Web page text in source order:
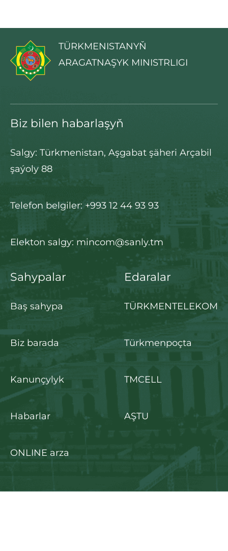
TÜRKMENISTANYŇ
ARAGATNAŞYK MINISTRLIGI
Biz bilen habarlaşyň
Salgy: Türkmenistan, Aşgabat şäheri Arçabil
şaýoly 88
Telefon belgiler: +993 12 44 93 93
Elekton salgy: mincom@sanly.tm
Sahypalar
Baş sahypa
Biz barada
Kanunçylyk
Habarlar
ONLINE arza
Edaralar
TÜRKMENTELEKOM
Türkmenpoçta
TMCELL
AŞTU